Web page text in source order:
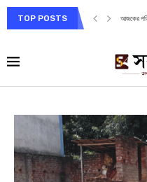
TOP POSTS আজকের